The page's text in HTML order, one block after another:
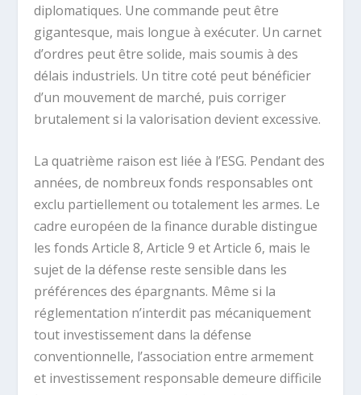
diplomatiques. Une commande peut être
gigantesque, mais longue à exécuter. Un carnet
d’ordres peut être solide, mais soumis à des
délais industriels. Un titre coté peut bénéficier
d’un mouvement de marché, puis corriger
brutalement si la valorisation devient excessive.
La quatrième raison est liée à l’ESG. Pendant des
années, de nombreux fonds responsables ont
exclu partiellement ou totalement les armes. Le
cadre européen de la finance durable distingue
les fonds Article 8, Article 9 et Article 6, mais le
sujet de la défense reste sensible dans les
préférences des épargnants. Même si la
réglementation n’interdit pas mécaniquement
tout investissement dans la défense
conventionnelle, l’association entre armement
et investissement responsable demeure difficile